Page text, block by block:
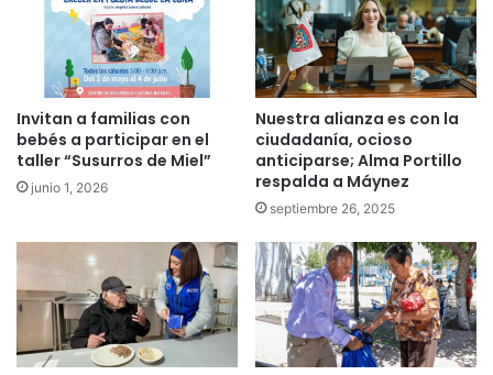
Invitan a familias con
bebés a participar en el
taller “Susurros de Miel”
junio 1, 2026
Nuestra alianza es con la
ciudadanía, ocioso
anticiparse; Alma Portillo
respalda a Máynez
septiembre 26, 2025